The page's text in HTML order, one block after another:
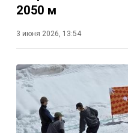
2050 м
3 июня 2026, 13:54